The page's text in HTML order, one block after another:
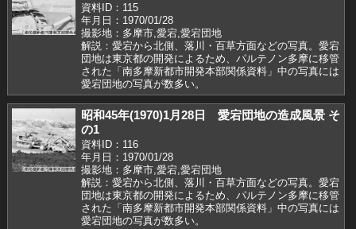
資料ID：115
年月日：1970/01/28
撮影地：多摩市,愛宕,愛宕団地
解説：愛宕から北側、落川・百草方面などの写真。愛宕
団地は東京都の開発によるため、パルテノン多摩に移管
された「南多摩新都市開発本部関係資料」中の写真には
愛宕団地の写真が数多い。
昭和45年(1970)1月28日 愛宕団地の造成風景 そ
の1
資料ID：116
年月日：1970/01/28
撮影地：多摩市,愛宕,愛宕団地
解説：愛宕から北側、落川・百草方面などの写真。愛宕
団地は東京都の開発によるため、パルテノン多摩に移管
された「南多摩新都市開発本部関係資料」中の写真には
愛宕団地の写真が数多い。